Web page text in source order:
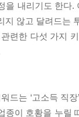
을 내리기도 한다.
지 않고 달려드는
관련한 다섯 가
드는 ‘고소득 직
종이 호황을 누릴